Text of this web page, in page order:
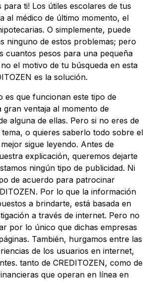
para ti! Los útiles escolares de tus
al médico de último momento, el
O simplemente, puede
ninguno de estos problemas; pero
cuantos pesos para una pequeña
el motivo de tu búsqueda en esta
es la solución.
es que funcionan este tipo de
gran ventaja al momento de
alguna de ellas. Pero si no eres de
o quieres saberlo todo sobre el
sigue leyendo. Antes de
explicación, queremos dejarte
ningún tipo de publicidad. Ni
de acuerdo para patrocinar
Por lo que la información
a brindarte, está basada en
a través de internet. Pero no
por lo único que dichas empresas
También, hurgamos entre las
de los usuarios en internet,
tanto de CREDITOZEN, como de
que operan en línea en